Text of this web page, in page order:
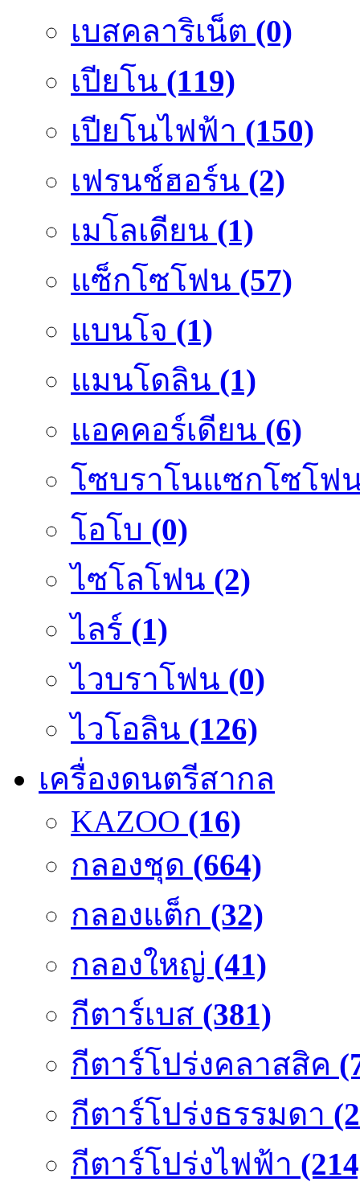
เบสคลาริเน็ต (0)
เปียโน (119)
เปียโนไฟฟ้า (150)
เฟรนช์ฮอร์น (2)
เมโลเดียน (1)
แซ็กโซโฟน (57)
แบนโจ (1)
แมนโดลิน (1)
แอคคอร์เดียน (6)
โซบราโนแซกโซโฟ
โอโบ (0)
ไซโลโฟน (2)
ไลร์ (1)
ไวบราโฟน (0)
ไวโอลิน (126)
เครื่องดนตรีสากล
KAZOO (16)
กลองชุด (664)
กลองแต็ก (32)
กลองใหญ่ (41)
กีตาร์เบส (381)
กีตาร์โปร่งคลาสสิค
กีตาร์โปร่งธรรมดา
กีตาร์โปร่งไฟฟ้า